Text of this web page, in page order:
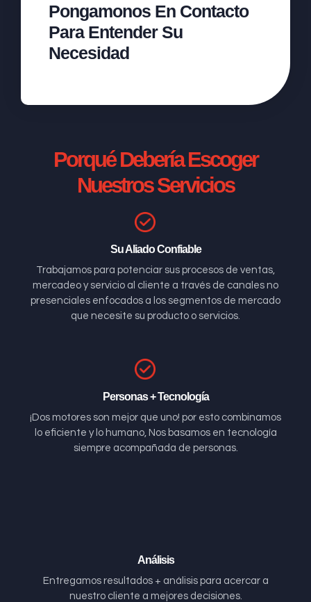
Pongamonos En Contacto
Para Entender Su
Necesidad
Porqué Debería Escoger
Nuestros Servicios
Su Aliado Confiable
Trabajamos para potenciar sus procesos de ventas,
mercadeo y servicio al cliente a través de canales no
presenciales enfocados a los segmentos de mercado
que necesite su producto o servicios.
Personas + Tecnología
¡Dos motores son mejor que uno! por esto combinamos
lo eficiente y lo humano, Nos basamos en tecnología
siempre acompañada de personas.
Análisis
Entregamos resultados + análisis para acercar a
nuestro cliente a mejores decisiones.